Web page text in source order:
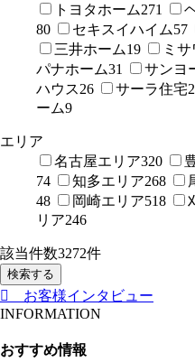
トヨタホーム271
80
セキスイハイム57
三井ホーム19 ミ
パナホーム31 サンヨ
ハウス26 サーラ住宅
ーム9
エリア
名古屋エリア320
74
知多エリア268
48
岡崎エリア518
リア246
該当件数3272件
検索する
お客様インタビュー
INFORMATION
おすすめ情報